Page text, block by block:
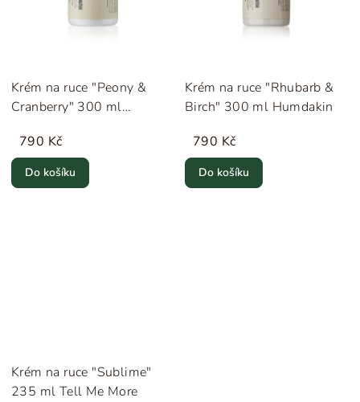
Krém na ruce "Peony &
Cranberry" 300 ml
790 Kč
Do košíku
Krém na ruce "Rhubarb &
Birch" 300 ml Humdakin
790 Kč
Do košíku
Krém na ruce "Sublime"
235 ml Tell Me More